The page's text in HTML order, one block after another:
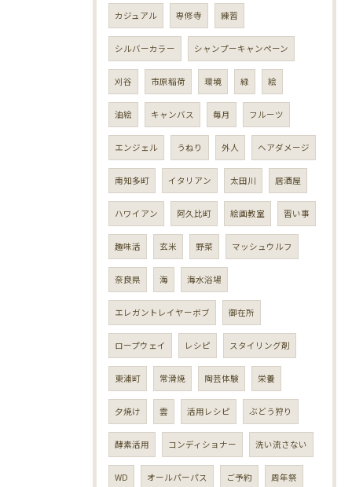
カジュアル 専修寺 練習
シルバーカラー シャンプーキャンペーン
刈谷 市原稲荷 環境 緑 絵
油絵 キャンバス 毎月 フルーツ
エンジェル うねり 外人 ヘアダメージ
南知多町 イタリアン 太田川 居酒屋
ハワイアン 阿久比町 絵画教室 習い事
趣味活 玄米 野菜 マッシュウルフ
奈良県 海 海水浴場
エレガントレイヤーボブ 御在所
ロープウェイ レシピ スタイリング剤
東浦町 常滑焼 陶芸体験 栄養
夕焼け 雲 活用レシピ ぶどう狩り
酵素活用 コンディショナー 洗い流さない
WD オールパーパス ご予約 周年祭